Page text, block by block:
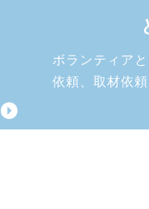
ボランティア
依頼、取材依